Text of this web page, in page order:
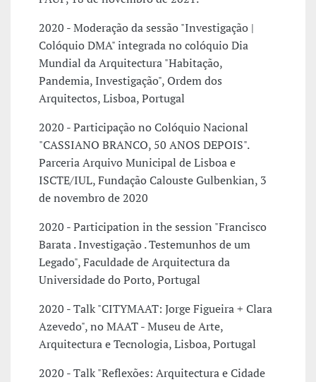
2020 - Moderação da sessão "Investigação |
Colóquio DMA" integrada no colóquio Dia
Mundial da Arquitectura "Habitação,
Pandemia, Investigação", Ordem dos
Arquitectos, Lisboa, Portugal
2020 - Participação no Colóquio Nacional
"CASSIANO BRANCO, 50 ANOS DEPOIS".
Parceria Arquivo Municipal de Lisboa e
ISCTE/IUL, Fundação Calouste Gulbenkian, 3
de novembro de 2020
2020 - Participation in the session "Francisco
Barata . Investigação . Testemunhos de um
Legado", Faculdade de Arquitectura da
Universidade do Porto, Portugal
2020 - Talk "CITYMAAT: Jorge Figueira + Clara
Azevedo", no MAAT - Museu de Arte,
Arquitectura e Tecnologia, Lisboa, Portugal
2020 - Talk "Reflexões: Arquitectura e Cidade